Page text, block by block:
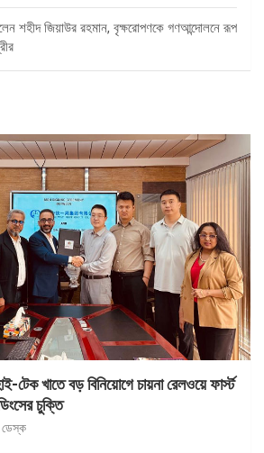
শহীদ জিয়াউর রহমান, বৃক্ষরোপণকে গণআন্দোলনে রূপ
টেক খাতে বড় বিনিয়োগে চায়না রেলওয়ে ফার্স্ট
চুক্তি
ডেস্ক